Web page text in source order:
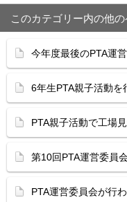
このカテゴリー内の他
今年度最後のPTA運
6年生PTA親子活動を
PTA親子活動で工場
第10回PTA運営委員
PTA運営委員会が行